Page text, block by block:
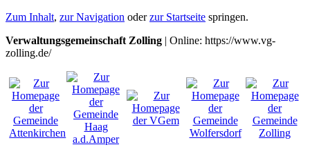
Zum Inhalt, zur Navigation oderzur Startseite springen.
Verwaltungsgemeinschaft Zolling | Online: https://www.vg-
zolling.de/